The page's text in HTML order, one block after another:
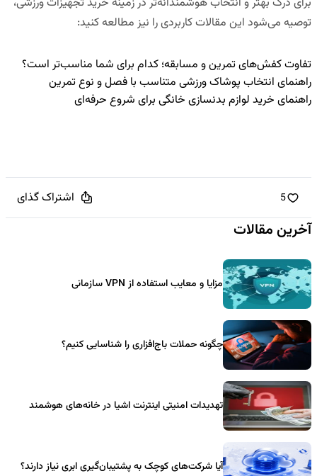
توصیه می‌شود این مقالات کاربردی را نیز مطالعه کنید:
تفاوت کفش‌های تمرین و مسابقه؛ کدام برای شما مناسب‌تر است؟
راهنمای انتخاب پوشاک ورزشی متناسب با فصل و نوع تمرین
راهنمای خرید لوازم بدنسازی خانگی برای شروع حرفه‌ای
5 اشتراک گذای
آخرین مقالات
مزایا و معایب استفاده از VPN سازمانی
چگونه حملات باج‌افزاری را شناسایی کنیم؟
تهدیدات امنیتی اینترنت اشیا در خانه‌های هوشمند
آیا شرکت‌های کوچک به پشتیبان‌گیری ابری نیاز دارند؟